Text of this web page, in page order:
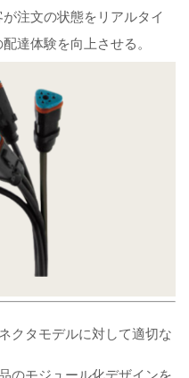
注文の状態をリアルタイ
達体験を向上させる。
クタモデルに対して適切な